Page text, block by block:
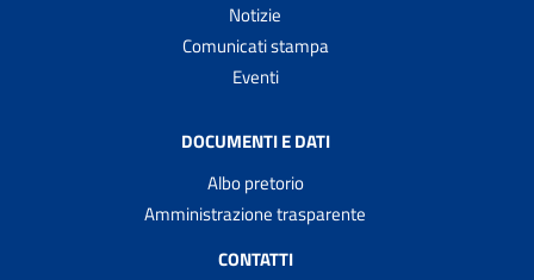
Notizie
Comunicati stampa
Eventi
DOCUMENTI E DATI
Albo pretorio
Amministrazione trasparente
CONTATTI